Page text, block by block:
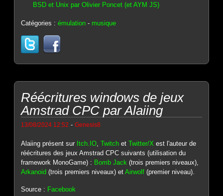
BSD et Unix par Olivier Poncet (et AYM JS)
Catégories :émulation - musique
Réécritures windows de jeux
Amstrad CPC par Alaiing
13/08/2024 12:52 -Genesis8
Alaiing présent sur Itch.IO,Twitch etTwitter/X est l'auteur de
réécritures des jeux Amstrad CPC suivants (utilisation du
framework MonoGame) : Bomb Jack (trois premiers niveaux),
Arkanoid (trois premiers niveaux) etAirwolf (premier niveau).
Source : Facebook